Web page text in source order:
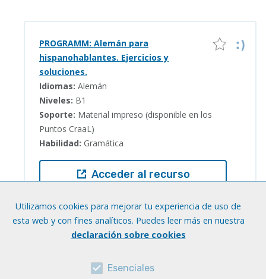
PROGRAMM: Alemán para
hispanohablantes. Ejercicios y
soluciones.
Idiomas: Alemán
Niveles: B1
Soporte: Material impreso (disponible en los
Puntos CraaL)
Habilidad: Gramática
Acceder al recurso
PROGRAMM: Alemán para
hispanohablantes. Ejercicios y
Utilizamos cookies para mejorar tu experiencia de uso de
esta web y con fines analíticos. Puedes leer más en nuestra
declaración sobre cookies
Esenciales